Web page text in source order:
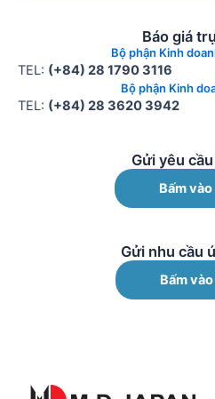
Báo giá
Bộ phận Kinh
TEL: (+84) 28 1790 3116
Bộ phận Kinh
TEL: (+84) 28 3620 3942
Gửi yêu
Bấm
Gửi nhu cầu
Bấm